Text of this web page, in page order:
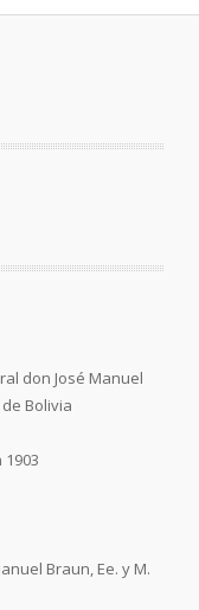
don José Manuel
Bolivia
1903
Braun, Ee. y M.